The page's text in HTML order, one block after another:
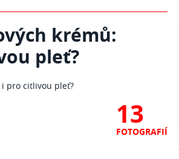
krémů:
pleť?
13
FOTOGRAFIÍ